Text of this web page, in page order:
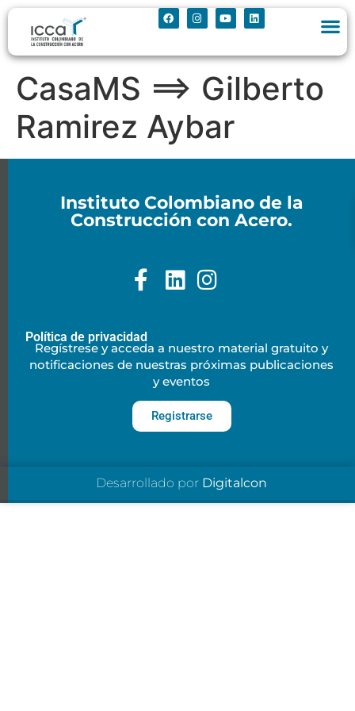
CasaMS ==> Gilberto
Ramirez Aybar
Instituto Colombiano de la
Construcción con Acero.
Política de privacidad
Regístrese y acceda a nuestro material gratuito y
notificaciones de nuestras próximas publicaciones
y eventos
Registrarse
Desarrollado por Digitalcon